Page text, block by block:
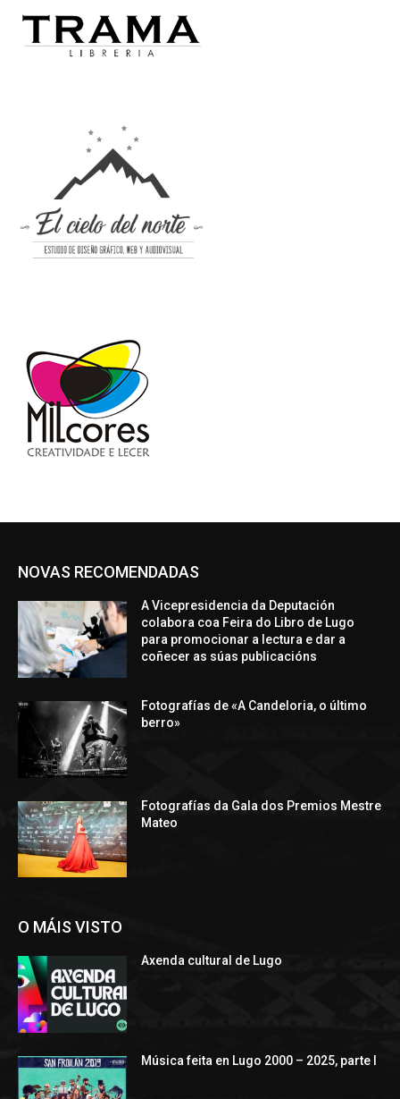
NOVAS RECOMENDADAS
A Vicepresidencia da Deputación
colabora coa Feira do Libro de Lugo
para promocionar a lectura e dar a
coñecer as súas publicacións
Fotografías de «A Candeloria, o último
berro»
Fotografías da Gala dos Premios Mestre
Mateo
O MÁIS VISTO
Axenda cultural de Lugo
Música feita en Lugo 2000 – 2025, parte I